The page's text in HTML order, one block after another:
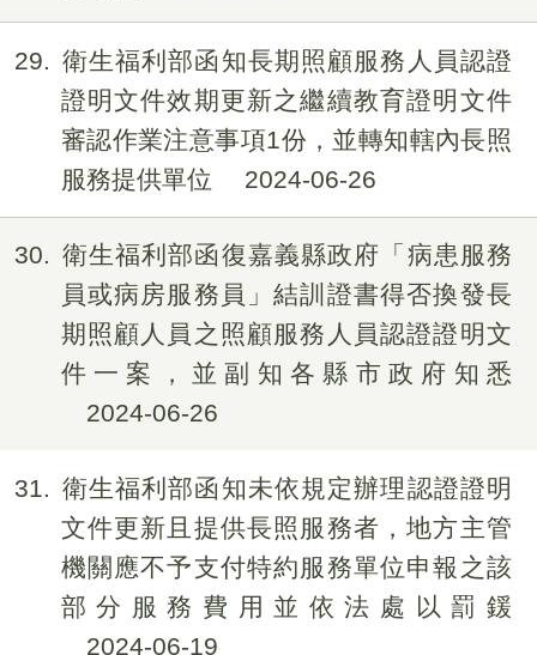
29
衛生福利部函知長期照顧服務人員認證
證明文件效期更新之繼續教育證明文件
審認作業注意事項1份，並轉知轄內長照
服務提供單位
2024-06-26
30
衛生福利部函復嘉義縣政府「病患服務
員或病房服務員」結訓證書得否換發長
期照顧人員之照顧服務人員認證證明文
件一案，並副知各縣市政府知悉
2024-06-26
31
衛生福利部函知未依規定辦理認證證明
文件更新且提供長照服務者，地方主管
機關應不予支付特約服務單位申報之該
部分服務費用並依法處以罰鍰
2024-06-19